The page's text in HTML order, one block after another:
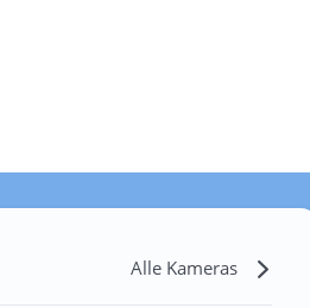
Alle Kameras